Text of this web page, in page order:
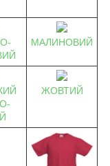
МАЛИНОВИЙ
ЖОВТИЙ